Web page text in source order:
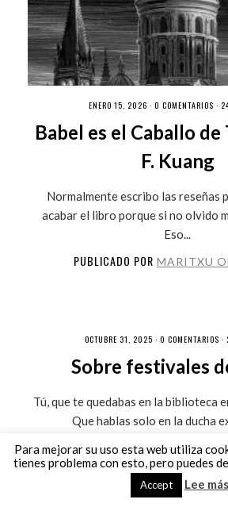
ENERO 15, 2026 · 0 COMENTARIOS ·
Babel es el Caballo de
F. Kuang
Normalmente escribo las reseñas
acabar el libro porque si no olvido
Eso...
PUBLICADO POR MARITXU
OCTUBRE 31, 2025 · 0 COMENTARIOS ·
Sobre festivales
Tú, que te quedabas en la biblioteca
Que hablas solo en la ducha
PUBLICADO PORMARITXU
Para mejorar su uso esta web utiliza
tienes problema con esto, pero puedes
Accept Lee más